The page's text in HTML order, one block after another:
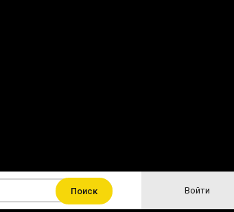
Поиск Войти